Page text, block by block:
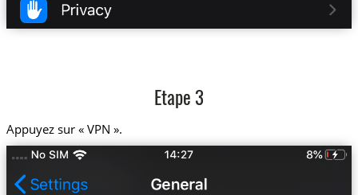
Etape 3
Appuyez sur « VPN ».